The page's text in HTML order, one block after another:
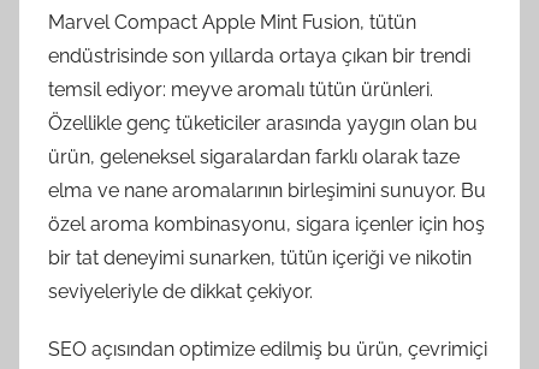
Marvel Compact Apple Mint Fusion, tütün
endüstrisinde son yıllarda ortaya çıkan bir trendi
temsil ediyor: meyve aromalı tütün ürünleri.
Özellikle genç tüketiciler arasında yaygın olan bu
ürün, geleneksel sigaralardan farklı olarak taze
elma ve nane aromalarının birleşimini sunuyor. Bu
özel aroma kombinasyonu, sigara içenler için hoş
bir tat deneyimi sunarken, tütün içeriği ve nikotin
seviyeleriyle de dikkat çekiyor.
SEO açısından optimize edilmiş bu ürün, çevrimiçi